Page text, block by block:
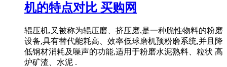
机的特点对比 买购网
辊压机,又被称为辊压磨、挤压磨,是一种脆性物料的粉磨
设备,具有替代能耗高、效率低球磨机预粉磨系统,并且降
低钢材消耗及噪声的功能,适用于粉磨水泥熟料、粒状 高
炉矿渣、水泥 .